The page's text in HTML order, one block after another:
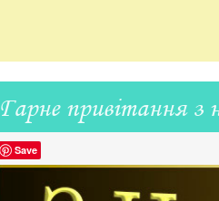
Гарне привітання з
Save